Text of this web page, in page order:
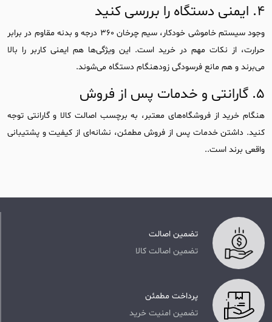
۴. ایمنی دستگاه را بررسی کنید
وجود سیستم خاموشی خودکار، سیم چرخان ۳۶۰ درجه و بدنه مقاوم در برابر
حرارت، از نکات مهم در خرید است. این ویژگی‌ها هم ایمنی کاربر را بالا
می‌برند و هم مانع فرسودگی زودهنگام دستگاه می‌شوند.
۵. گارانتی و خدمات پس از فروش
هنگام خرید از فروشگاه‌های معتبر، به برچسب اصالت کالا و گارانتی توجه
کنید. داشتن خدمات پس از فروش مطمئن، نشانه‌ای از کیفیت و پشتیبانی
واقعی برند است..
تضمین اصالت
تضمین اصالت کالا
پرداخت مطمئن
تضمین امنیت خرید